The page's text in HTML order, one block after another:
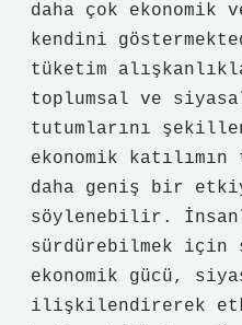
daha çok ekonomik
kendini
tüketim
toplumsal ve
tutumlarını
ekonomik katılımın
daha geniş bir
söylenebilir.
sürdürebilmek için
ekonomik gücü,
ilişkilendirerek